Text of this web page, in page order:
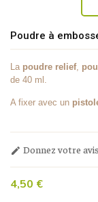
Poudre à
La poudre relief,
de 40 ml.
A fixer avec un
 Donnez votre avis
4,50 €